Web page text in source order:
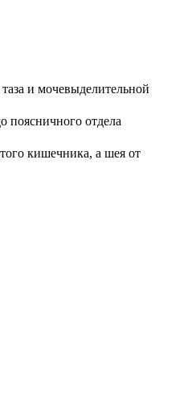
и мочевыделительной
поясничного отдела
кишечника, а шея от